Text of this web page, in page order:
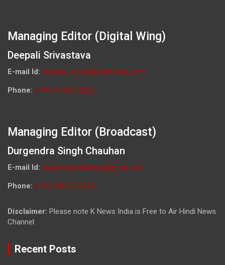
Managing Editor (Digital Wing)
Deepali Srivastava
E-mail Id: deepali_media@rediffmail.com
Phone: (+91) 9026692259
Managing Editor (Broadcast)
Durgendra Singh Chauhan
E-mail Id: durgendrachauhan@gmail.com
Phone: (+91) 7800009813
Disclaimer: Please note K News India is Free to Air Hindi News
Channel
Recent Posts